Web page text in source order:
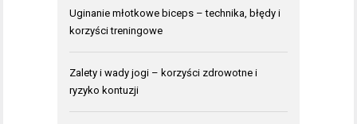
Uginanie młotkowe biceps – technika, błędy i
korzyści treningowe
Zalety i wady jogi – korzyści zdrowotne i
ryzyko kontuzji